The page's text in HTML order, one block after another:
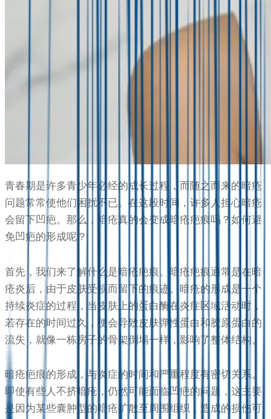
青春期是许多青少年必经的成长过程，而随之而来的暗疮
问题常常使他们困扰不已。在这段时间，许多人担心暗疮
会留下凹疤。那么，暗疮真的会变成暗疮疤痕吗？如何避
免凹疤的形成呢？
首先，我们来了解什么是暗疮疤痕。暗疮疤痕通常是在暗
疮炎后，由于皮肤受损而留下的痕迹。暗疮的形成是一个
持续炎症的过程，当皮肤上的蛋白酶在炎症区域活动时，
若存在的时间过久，便会导致皮肤弹性蛋白和胶原蛋白的
流失，就像一栋房子的骨架倒塌一样，影响了整体结构。
暗疮疤痕的形成，与炎症的时间和严重程度有密切关系。
即使有些人不挤暗疮，仍然可能面临凹疤的问题，这主要
是因为某些囊肿型的暗疮扩散至周围组织，造成的损伤可